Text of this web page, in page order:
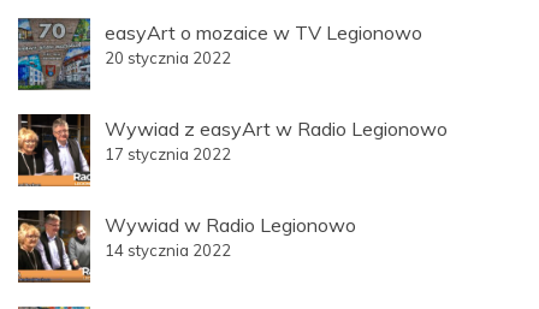
easyArt o mozaice w TV Legionowo
20 stycznia 2022
Wywiad z easyArt w Radio Legionowo
17 stycznia 2022
Wywiad w Radio Legionowo
14 stycznia 2022